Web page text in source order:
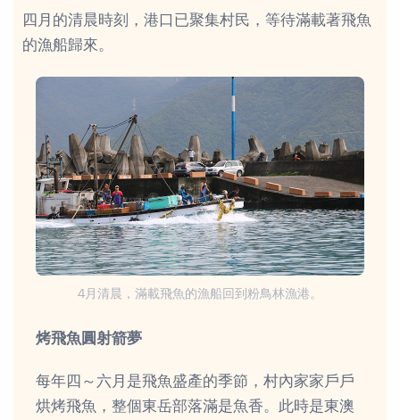
四月的清晨時刻，港口已聚集村民，等待滿載著飛魚
的漁船歸來。
4月清晨，滿載飛魚的漁船回到粉鳥林漁港。
烤飛魚圓射箭夢
每年四～六月是飛魚盛產的季節，村內家家戶戶
烘烤飛魚，整個東岳部落滿是魚香。此時是東澳